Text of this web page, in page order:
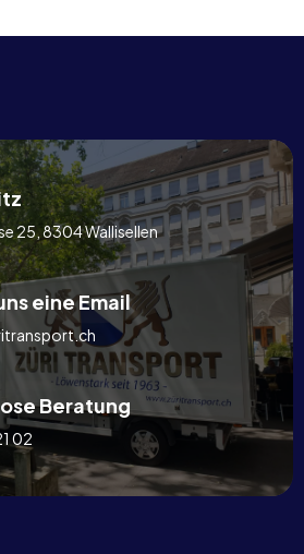
25, 8304 Wallisellen
eine Email
Beratung
02